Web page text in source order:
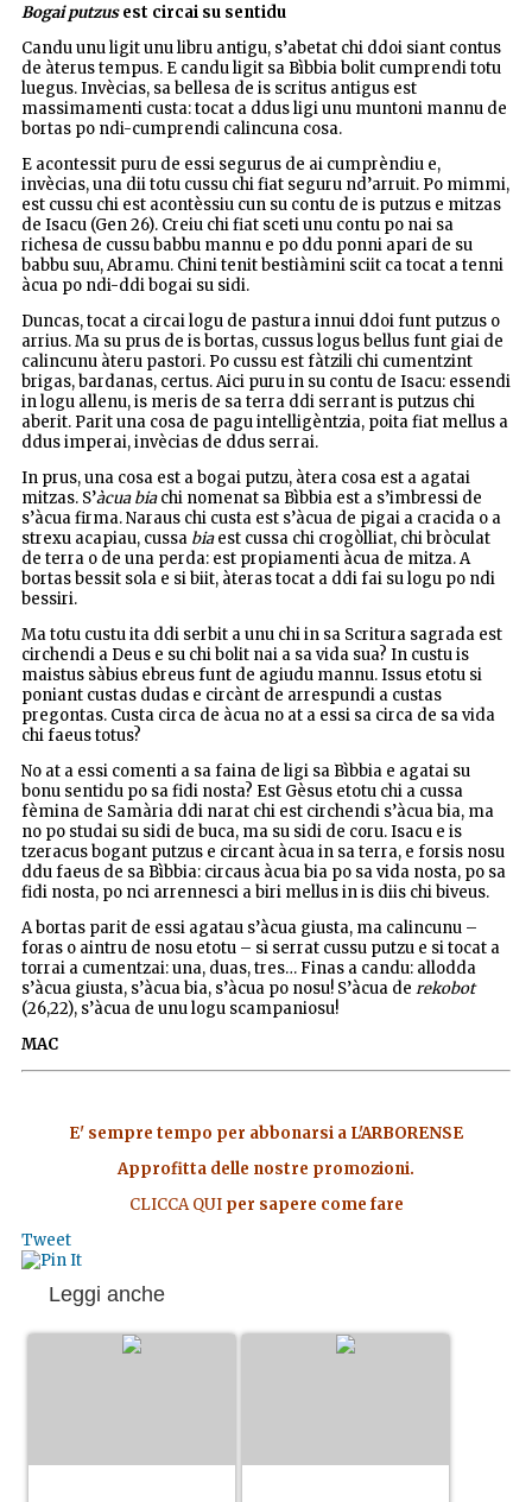
Bogai putzusest circai su sentidu
Candu unu ligit unu libru antigu, s’abetat chi ddoi siant contus
de àterus tempus. E candu ligit sa Bìbbia bolit cumprendi totu
luegus. Invècias, sa bellesa de is scritus antigus est
massimamenti custa: tocat a ddus ligi unu muntoni mannu de
bortas po ndi-cumprendi calincuna cosa.
E acontessit puru de essi segurus de ai cumprèndiu e,
invècias, una dii totu cussu chi fiat seguru nd’arruit. Po mimmi,
est cussu chi est acontèssiu cun su contu de is putzus e mitzas
de Isacu (Gen 26). Creiu chi fiat sceti unu contu po nai sa
richesa de cussu babbu mannu e po ddu ponni apari de su
babbu suu, Abramu. Chini tenit bestiàmini sciit ca tocat a tenni
àcua po ndi-ddi bogai su sidi.
Duncas, tocat a circai logu de pastura innui ddoi funt putzus o
arrius. Ma su prus de is bortas, cussus logus bellus funt giai de
calincunu àteru pastori. Po cussu est fàtzili chi cumentzint
brigas, bardanas, certus. Aici puru in su contu de Isacu: essendi
in logu allenu, is meris de sa terra ddi serrant is putzus chi
aberit. Parit una cosa de pagu intelligèntzia, poita fiat mellus a
ddus imperai, invècias de ddus serrai.
In prus, una cosa est a bogai putzu, àtera cosa est a agatai
mitzas. S’àcua biachi nomenat sa Bìbbia est a s’imbressi de
s’àcua firma. Naraus chi custa est s’àcua de pigai a cracida o a
strexu acapiau, cussa biaest cussa chi crogòlliat, chi bròculat
de terra o de una perda: est propiamenti àcua de mitza. A
bortas bessit sola e si biit, àteras tocat a ddi fai su logu po ndi
bessiri.
Ma totu custu ita ddi serbit a unu chi in sa Scritura sagrada est
circhendi a Deus e su chi bolit nai a sa vida sua? In custu is
maistus sàbius ebreus funt de agiudu mannu. Issus etotu si
poniant custas dudas e circànt de arrespundi a custas
pregontas. Custa circa de àcua no at a essi sa circa de sa vida
chi faeus totus?
No at a essi comenti a sa faina de ligi sa Bìbbia e agatai su
bonu sentidu po sa fidi nosta? Est Gèsus etotu chi a cussa
fèmina de Samària ddi narat chi est circhendi s’àcua bia, ma
no po studai su sidi de buca, ma su sidi de coru. Isacu e is
tzeracus bogant putzus e circant àcua in sa terra, e forsis nosu
ddu faeus de sa Bìbbia: circaus àcua bia po sa vida nosta, po sa
fidi nosta, po nci arrennesci a biri mellus in is diis chi biveus.
A bortas parit de essi agatau s’àcua giusta, ma calincunu –
foras o aintru de nosu etotu – si serrat cussu putzu e si tocat a
torrai a cumentzai: una, duas, tres… Finas a candu: allodda
s’àcua giusta, s’àcua bia, s’àcua po nosu! S’àcua de rekobot
(26,22), s’àcua de unu logu scampaniosu!
MAC
E' sempre tempo per abbonarsi a L'ARBORENSE
Approfitta delle nostre promozioni.
CLICCA QUIper sapere come fare
Tweet
Leggi anche